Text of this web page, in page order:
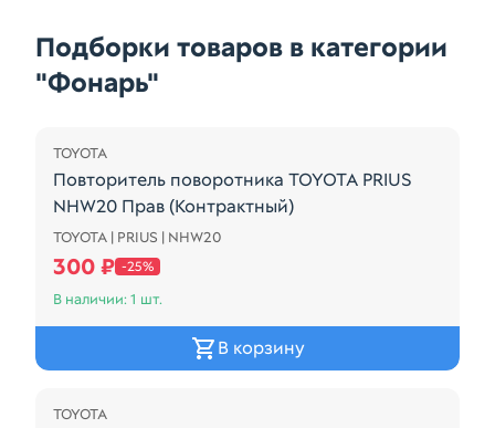
Подборки товаров в категории
"Фонарь"
TOYOTA
Повторитель поворотника TOYOTA PRIUS
NHW20 Прав (Контрактный)
Повторитель поворотника TOYOTA PRIUS NHW20
TOYOTA | PRIUS | NHW20
300 ₽ -25%
В наличии: 1 шт.
В корзину
TOYOTA